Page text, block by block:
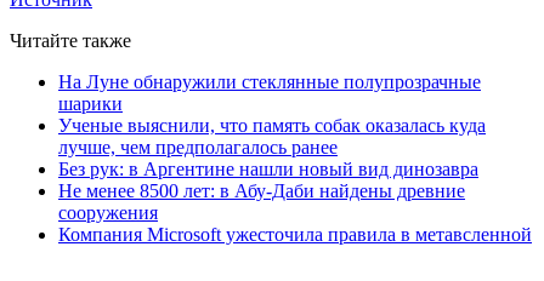
Читайте также
На Луне обнаружили стеклянные полупрозрачные
шарики
Ученые выяснили, что память собак оказалась куда
лучше, чем предполагалось ранее
Без рук: в Аргентине нашли новый вид динозавра
Не менее 8500 лет: в Абу-Даби найдены древние
сооружения
Компания Microsoft ужесточила правила в метавсленной